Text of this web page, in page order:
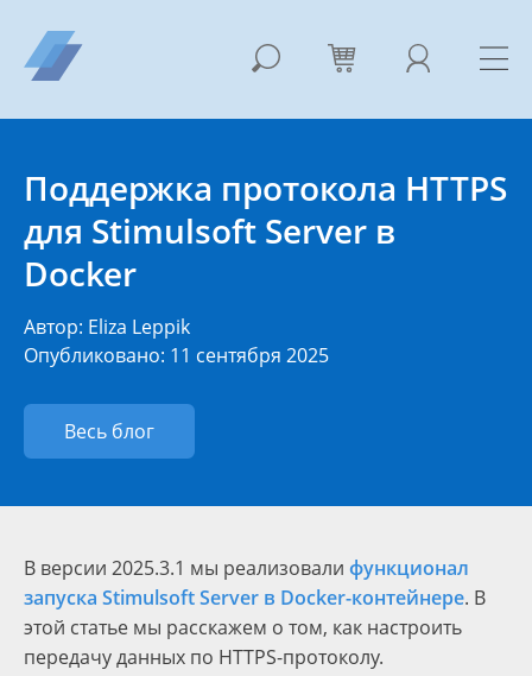
Поддержка протокола HTTPS
для Stimulsoft Server в
Docker
Автор: Eliza Leppik
Опубликовано: 11 сентября 2025
Весь блог
В версии 2025.3.1 мы реализовали функционал
запуска Stimulsoft Server в Docker-контейнере. В
этой статье мы расскажем о том, как настроить
передачу данных по HTTPS-протоколу.